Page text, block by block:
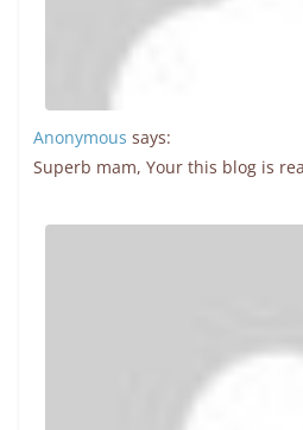
Anonymous says:
Superb mam, Your this blog is